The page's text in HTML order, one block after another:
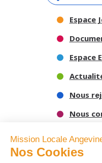
Espace
Espace
Nous
Nous
Mission Locale
Nos Cookies